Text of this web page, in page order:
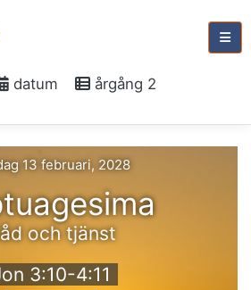
datum årgång 2
13 februari, 2028
och tjänst
3:10-4:11